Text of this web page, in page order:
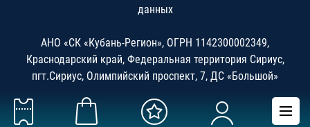
данных
АНО «СК «Кубань-Регион», ОГРН 1142300002349,
Краснодарский край, Федеральная территория Сириус,
пгт.Сириус, Олимпийский проспект, 7, ДС «Большой»